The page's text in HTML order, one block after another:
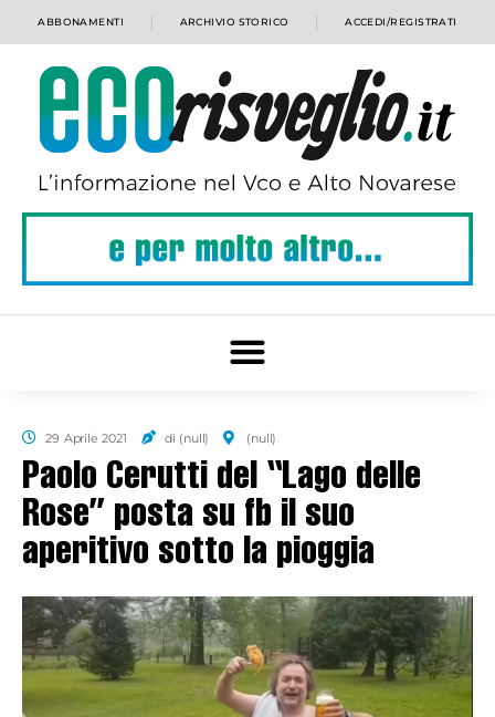
ABBONAMENTI ARCHIVIO STORICO ACCEDI/REGISTRATI
29 Aprile 2021 di (null) (null)
Paolo Cerutti del “Lago delle
Rose” posta su fb il suo
aperitivo sotto la pioggia